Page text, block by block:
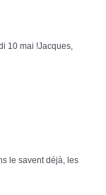
10 mai !Jacques,
le savent déjà, les